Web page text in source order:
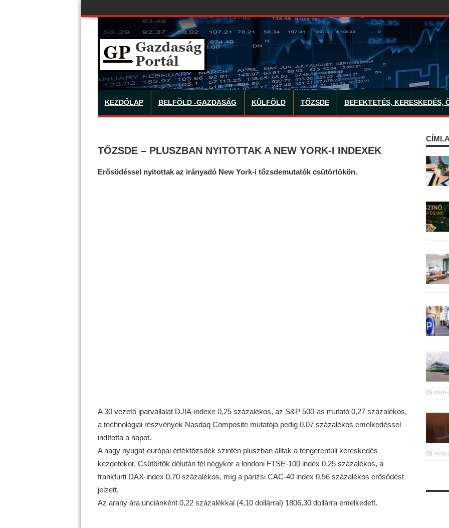
KEZDŐLAP BELFÖLD -GAZDASÁG KÜLFÖLD TŐZSDE BEFEKTETÉS, KERESKEDÉS,
TŐZSDE – PLUSZBAN NYITOTTAK A NEW YORK-I INDEXEK
Erősödéssel nyitottak az irányadó New York-i tőzsdemutatók csütörtökön.
A 30 vezető iparvállalat DJIA-indexe 0,25 százalékos, az S&P 500-as mutató 0,27 százalékos,
a technológiai részvények Nasdaq Composite mutatója pedig 0,07 százalékos emelkedéssel
indította a napot.
A nagy nyugat-európai értéktőzsdék szintén pluszban álltak a tengerentúli kereskedés
kezdetekor. Csütörtök délután fél négykor a londoni FTSE-100 index 0,25 százalékos, a
frankfurti DAX-index 0,70 százalékos, míg a párizsi CAC-40 index 0,56 százalékos erősödést
jelzett.
Az arany ára unciánként 0,22 százalékkal (4,10 dollárral) 1806,30 dollárra emelkedett.
2026-
2026-